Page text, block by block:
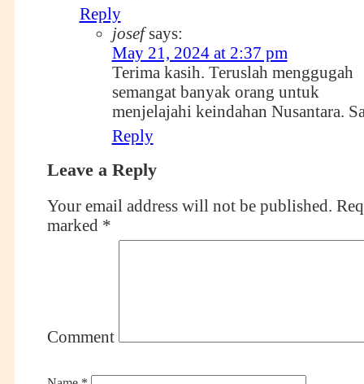
Reply
josef says:
May 21, 2024 at 2:37 pm
Terima kasih. Teruslah menggugah
semangat banyak orang untuk
menjelajahi keindahan Nusantara.
Reply
Leave a Reply
Your email address will not be published.
marked *
Comment